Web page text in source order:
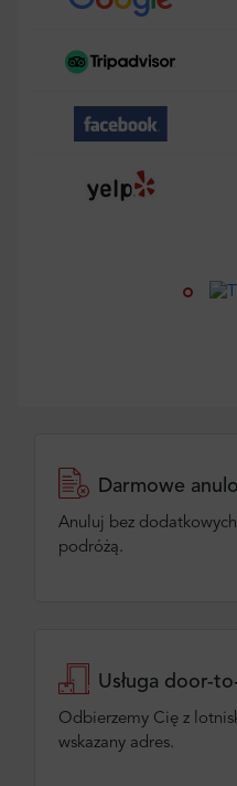
Darmowe
Anuluj bez
podróżą.
Usługa door-
Odbierzemy Cię z
wskazany adres.